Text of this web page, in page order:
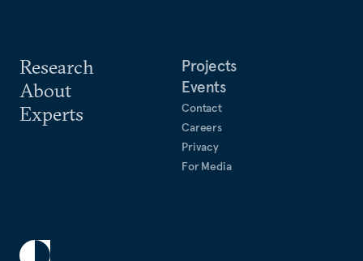
Research
About
Experts
Projects
Events
Contact
Careers
Privacy
For Media